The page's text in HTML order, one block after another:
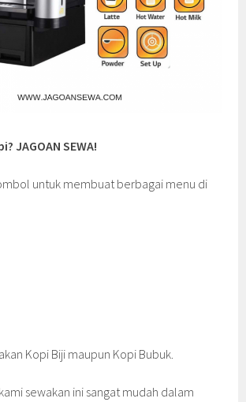
JAGOAN SEWA!
untuk membuat berbagai menu di
Kopi Biji maupun Kopi Bubuk.
sewakan ini sangat mudah dalam